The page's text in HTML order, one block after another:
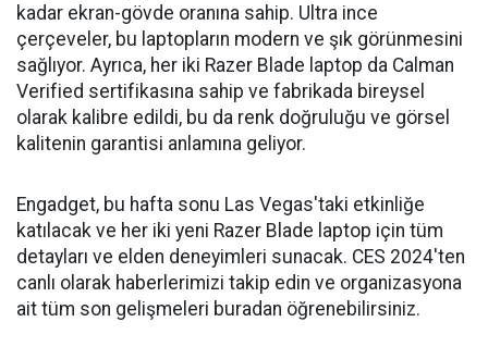
kadar ekran-gövde oranına sahip. Ultra ince
çerçeveler, bu laptopların modern ve şık görünmesini
sağlıyor. Ayrıca, her iki Razer Blade laptop da Calman
Verified sertifikasına sahip ve fabrikada bireysel
olarak kalibre edildi, bu da renk doğruluğu ve görsel
kalitenin garantisi anlamına geliyor.
Engadget, bu hafta sonu Las Vegas'taki etkinliğe
katılacak ve her iki yeni Razer Blade laptop için tüm
detayları ve elden deneyimleri sunacak. CES 2024'ten
canlı olarak haberlerimizi takip edin ve organizasyona
ait tüm son gelişmeleri buradan öğrenebilirsiniz.